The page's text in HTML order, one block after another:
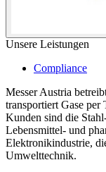
Unsere Leistungen
Compliance
Messer Austria
transportiert Gase per
Kunden sind die
Lebensmittel- und
Elektronikindustrie,
Umwelttechnik.